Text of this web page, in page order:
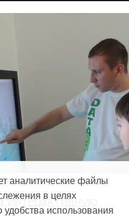
аналитические файлы
в целях
использования